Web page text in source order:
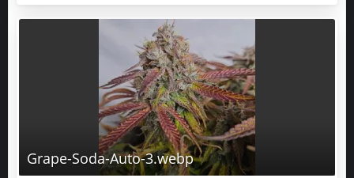
Grape-Soda-Auto-3.webp